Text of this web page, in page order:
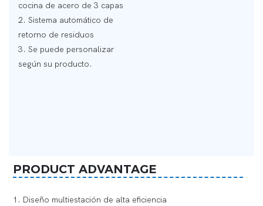
cocina de acero de 3 capas
2. Sistema automático de
retorno de residuos
3. Se puede personalizar
según su producto.
PRODUCT ADVANTAGE
1. Diseño multiestación de alta eficiencia